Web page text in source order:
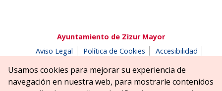
Ayuntamiento de Zizur Mayor
Aviso Legal
Política de Cookies
Accesibilidad
Parque Erreniega parkea, s/n | 31180 Zizur Mayor-Zizur
Nagusia (NAVARRA-NAFARROA)
Usamos cookies para mejorar su experiencia de
navegación en nuestra web, para mostrarle contenidos